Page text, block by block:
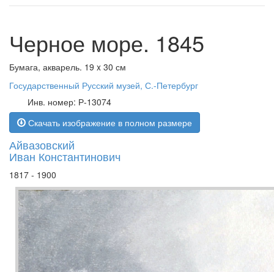
Черное море. 1845
Бумага, акварель. 19 x 30 см
Государственный Русский музей, С.-Петербург
Инв. номер: Р-13074
Скачать изображение в полном размере
Айвазовский
Иван Константинович
1817 - 1900